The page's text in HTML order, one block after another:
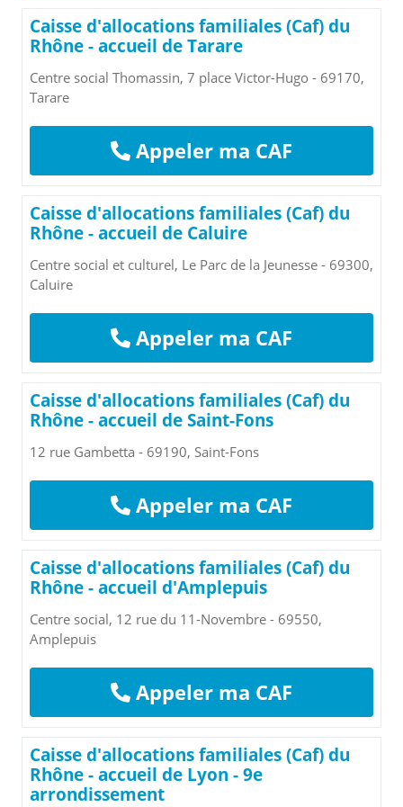
Caisse d'allocations familiales (Caf) du
Rhône - accueil de Tarare
Centre social Thomassin, 7 place Victor-Hugo - 69170,
Tarare
Appeler ma CAF
Caisse d'allocations familiales (Caf) du
Rhône - accueil de Caluire
Centre social et culturel, Le Parc de la Jeunesse - 69300,
Caluire
Appeler ma CAF
Caisse d'allocations familiales (Caf) du
Rhône - accueil de Saint-Fons
12 rue Gambetta - 69190, Saint-Fons
Appeler ma CAF
Caisse d'allocations familiales (Caf) du
Rhône - accueil d'Amplepuis
Centre social, 12 rue du 11-Novembre - 69550,
Amplepuis
Appeler ma CAF
Caisse d'allocations familiales (Caf) du
Rhône - accueil de Lyon - 9e
arrondissement